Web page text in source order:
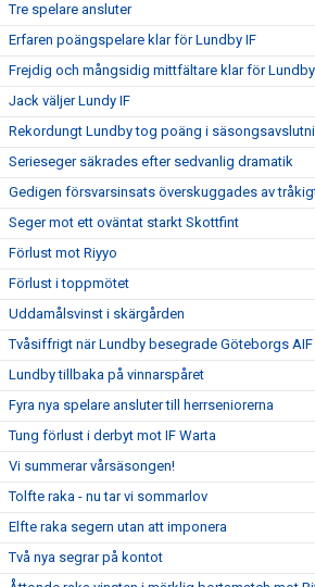
Tre spelare ansluter
Erfaren poängspelare klar för Lundby IF
Frejdig och mångsidig mittfältare klar för
Jack väljer Lundy IF
Rekordungt Lundby tog poäng i
Serieseger säkrades efter sedvanlig dramatik
Gedigen försvarsinsats överskuggades av
Seger mot ett oväntat starkt Skottfint
Förlust mot Riyyo
Förlust i toppmötet
Uddamålsvinst i skärgården
Tvåsiffrigt när Lundby besegrade Göteborgs AIF
Lundby tillbaka på vinnarspåret
Fyra nya spelare ansluter till herrseniorerna
Tung förlust i derbyt mot IF Warta
Vi summerar vårsäsongen!
Tolfte raka - nu tar vi sommarlov
Elfte raka segern utan att imponera
Två nya segrar på kontot